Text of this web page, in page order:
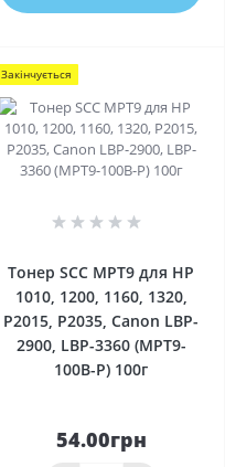
Закінчується
Тонер SCC MPT9 для HP
1010, 1200, 1160, 1320,
P2015, P2035, Canon LBP-
2900, LBP-3360 (MPT9-
100B-P) 100г
54.00грн